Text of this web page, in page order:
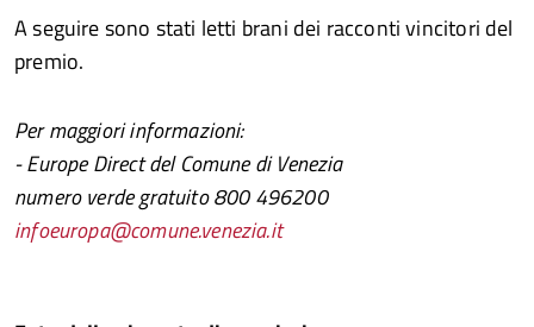
A seguire sono stati letti brani dei racconti vincitori del
premio.
Per maggiori informazioni:
- Europe Direct del Comune di Venezia
numero verde gratuito 800 496200
infoeuropa@comune.venezia.it